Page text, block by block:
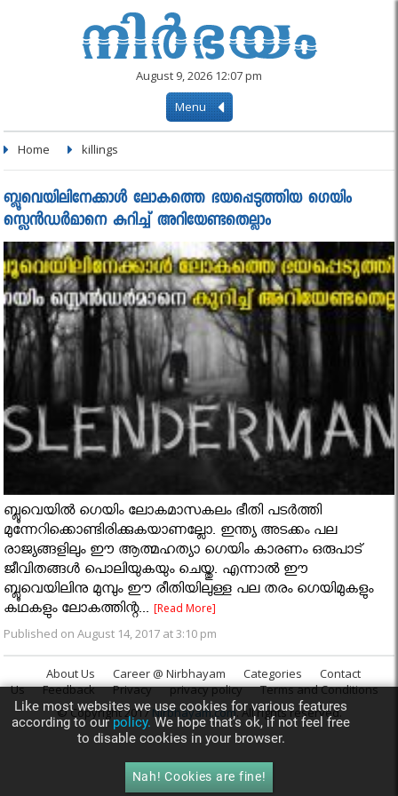
August 9, 2026 12:07 pm
Menu
Home killings
ബ്ലൂവെയിലിനേക്കാൾ ലോകത്തെ ഭയപ്പെടുത്തിയ ഗെയിം
സ്ലെൻഡർമാനെ കുറിച്ച് അറിയേണ്ടതെല്ലാം
ബ്ലൂവെയില്‍ ഗെയിം ലോകമാസകലം ഭീതി പടര്‍ത്തി
മുന്നേറിക്കൊണ്ടിരിക്കുകയാണല്ലോ. ഇന്ത്യ അടക്കം പല
രാജ്യങ്ങളിലും ഈ ആത്മഹത്യാ ഗെയിം കാരണം ഒരുപാട്
ജീവിതങ്ങള്‍ പൊലിയുകയും ചെയ്തു. എന്നാല്‍ ഈ
ബ്ലൂവെയിലിനു മുമ്പും ഈ രീതിയിലുള്ള പല തരം ഗെയിമുകളും
കഥകളും ലോകത്തിന്റ...[Read More]
Published on August 14, 2017 at 3:10 pm
About Us Career @ Nirbhayam Categories
Contact
Us
Feedback Privacy privacy policy
Terms and Conditions
© Copyright 2017Nirbhayam.com. All rights reserved.
Like most websites we use cookies for various features
according to ourpolicy.We hope that’s ok, if not feel free
to disable cookies in your browser.
Nah! Cookies are fine!